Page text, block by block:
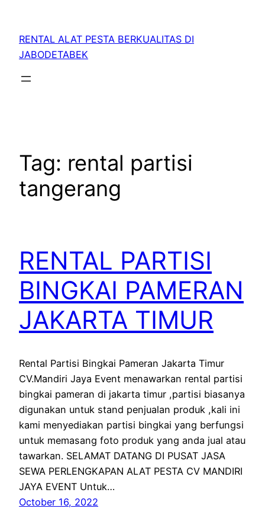
RENTAL ALAT PESTA BERKUALITAS DI
JABODETABEK
Tag: rental partisi
tangerang
RENTAL PARTISI
BINGKAI PAMERAN
JAKARTA TIMUR
Rental Partisi Bingkai Pameran Jakarta Timur
CV.Mandiri Jaya Event menawarkan rental partisi
bingkai pameran di jakarta timur ,partisi biasanya
digunakan untuk stand penjualan produk ,kali ini
kami menyediakan partisi bingkai yang berfungsi
untuk memasang foto produk yang anda jual atau
tawarkan. SELAMAT DATANG DI PUSAT JASA
SEWA PERLENGKAPAN ALAT PESTA CV MANDIRI
JAYA EVENT Untuk…
October 16, 2022